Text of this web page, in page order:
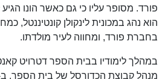
בחברת פורד, ומחווה לעיר מולדתו.
במהלך לימודיו בבית הספר דטרויט